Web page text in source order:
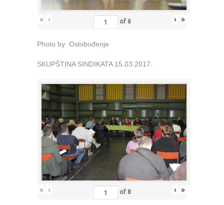
« ‹ of 6 › »
Photo by Oslobođenje
SKUPŠTINA SINDIKATA 15.03.2017.
« ‹ of 8 › »